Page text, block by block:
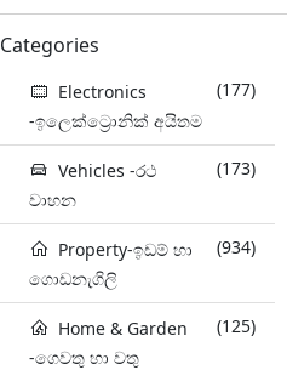
Categories
Electronics
-ඉලෙක්ට්‍රොනික් අයිතම
(177)
Vehicles -රථ
වාහන
(173)
Property-ඉඩම් හා
ගොඩනැගිලි
(934)
Home & Garden
-ගෙවතු හා වතු
(125)